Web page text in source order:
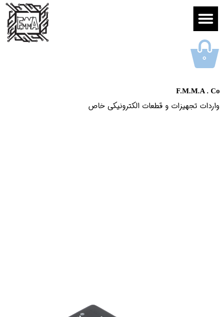
F.M.M.A . Co
واردات تجهیزات و قطعات الکترونیکى خاص​​​​​​​
۰